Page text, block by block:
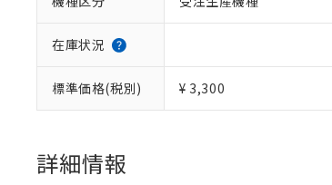
在庫状況
標準価格(税別) ¥ 3,300
詳細情報